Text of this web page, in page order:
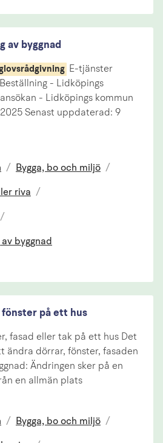
av byggnad
E-tjänster
- Lidköpings
- Lidköpings kommun
Senast uppdaterad: 9
/ Bygga, bo och miljö /
riva /
/
byggnad
på ett hus
fasad eller tak på ett hus Det
ändra dörrar, fönster, fasaden
Ändringen sker på en
en allmän plats
/ Bygga, bo och miljö /